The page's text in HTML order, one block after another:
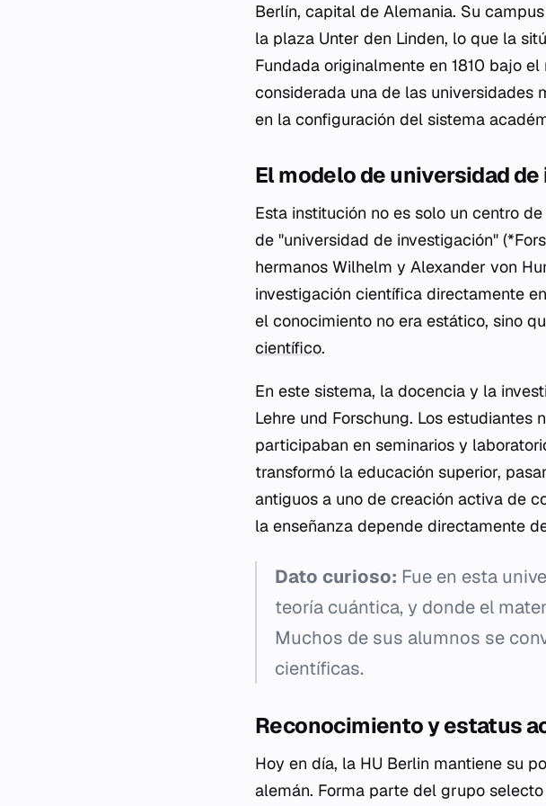
Berlín, capital de Alemania. Su
la plaza Unter den Linden, lo que la
Fundada originalmente en 1810 bajo
considerada una de las universidades
en la configuración del sistema
El modelo de universidad
Esta institución no es solo un centro
de "universidad de investigación"
hermanos Wilhelm y Alexander von
investigación científica directamente
el conocimiento no era estático, sino
científico.
En este sistema, la docencia y la
Lehre und Forschung. Los estudiantes
participaban en seminarios y
transformó la educación superior,
antiguos a uno de creación activa de
la enseñanza depende directamente
Dato curioso: Fue en esta
teoría cuántica, y donde el
Muchos de sus alumnos se
científicas.
Reconocimiento y estatus
Hoy en día, la HU Berlin mantiene su
alemán. Forma parte del grupo